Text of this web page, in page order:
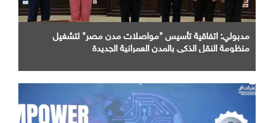
مدبولي: اتفاقية تأسيس "مواصلات مدن مصر" لتشغيل
منظومة النقل الذكي بالمدن العمرانية الجديدة